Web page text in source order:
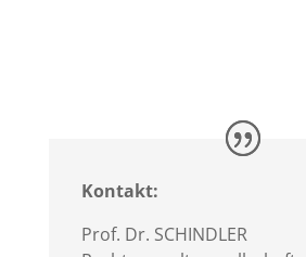
Kontakt:
Prof. Dr. SCHINDLER